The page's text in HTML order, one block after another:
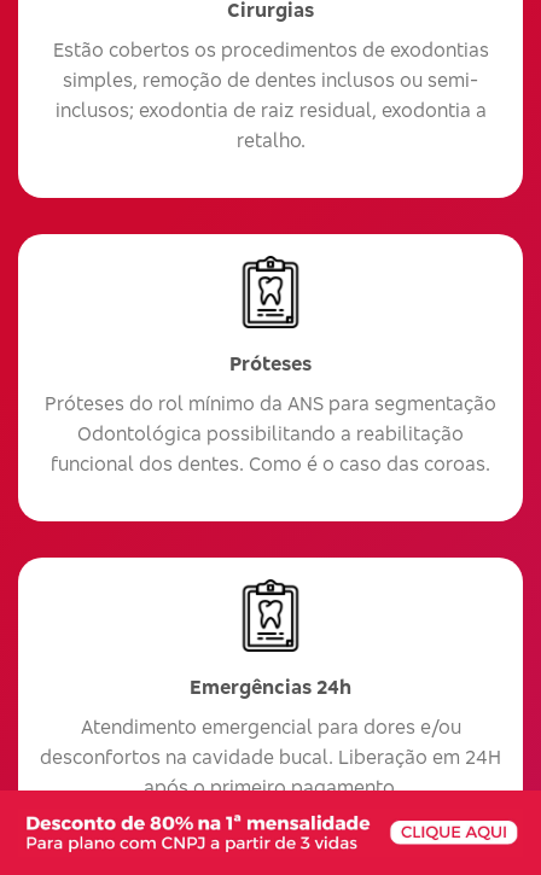
Cirurgias
Estão cobertos os procedimentos de exodontias
simples, remoção de dentes inclusos ou semi-
inclusos; exodontia de raiz residual, exodontia a
retalho.
Próteses
Próteses do rol mínimo da ANS para segmentação
Odontológica possibilitando a reabilitação
funcional dos dentes. Como é o caso das coroas.
Emergências 24h
Atendimento emergencial para dores e/ou
desconfortos na cavidade bucal. Liberação em 24H
após o primeiro pagamento.